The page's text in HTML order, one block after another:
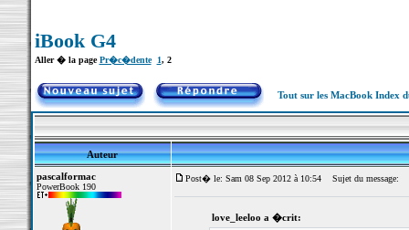
iBook G4
Aller � la pagePr�c�dente 1, 2
Tout sur les MacBook Index
Auteur
pascalformac
PowerBook 190
Post� le: Sam 08 Sep 2012 à 10:54 Sujet du message:
love_leeloo a �crit: